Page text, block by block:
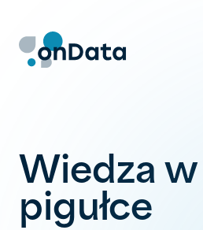
content
Wiedza w
pigułce